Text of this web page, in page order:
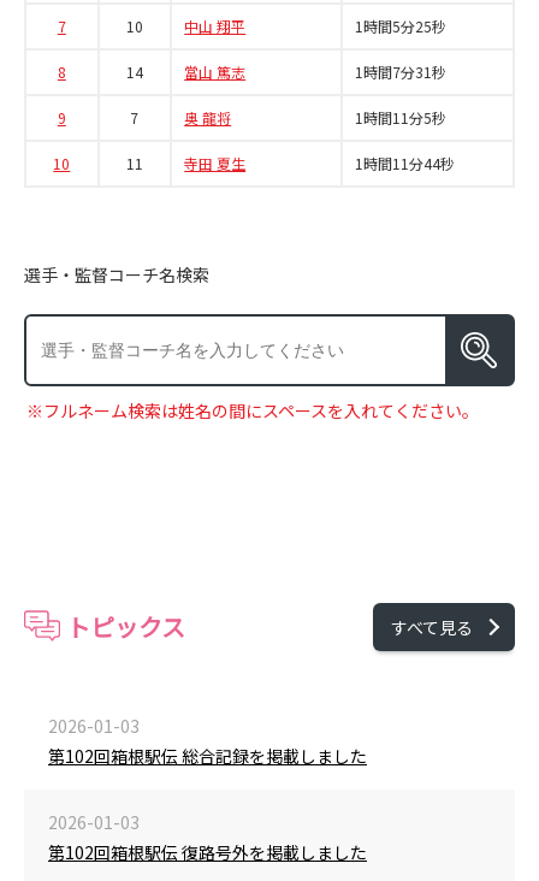
7 10 中山 翔平 1時間5分25秒
8 14 當山 篤志 1時間7分31秒
9 7 奥 龍将 1時間11分5秒
10 11 寺田 夏生 1時間11分44秒
選手・監督コーチ名検索
※フルネーム検索は姓名の間にスペースを入れてください。
トピックス すべて見る
2026-01-03
第102回箱根駅伝 総合記録を掲載しました
2026-01-03
第102回箱根駅伝 復路号外を掲載しました